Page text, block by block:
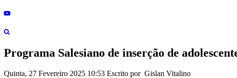
Programa Salesiano de inserção de
Quinta, 27 Fevereiro 2025 10:53 Escrito por Gislan Vitalino